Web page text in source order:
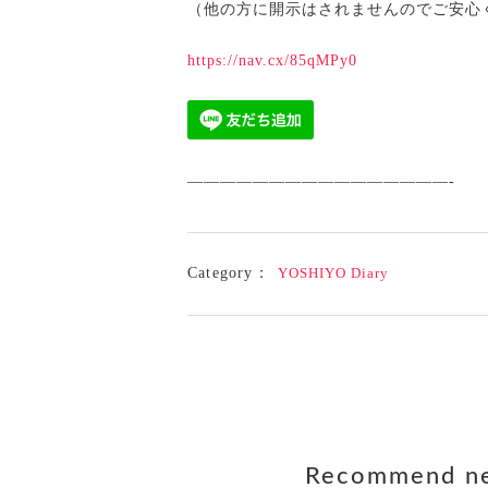
（他の方に開示はされませんのでご安心
https://nav.cx/85qMPy0
————————————————-
Category： YOSHIYO Diary
Recommend